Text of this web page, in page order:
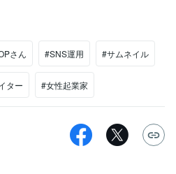
さん #SNS運用 #サムネイル
ター #女性起業家